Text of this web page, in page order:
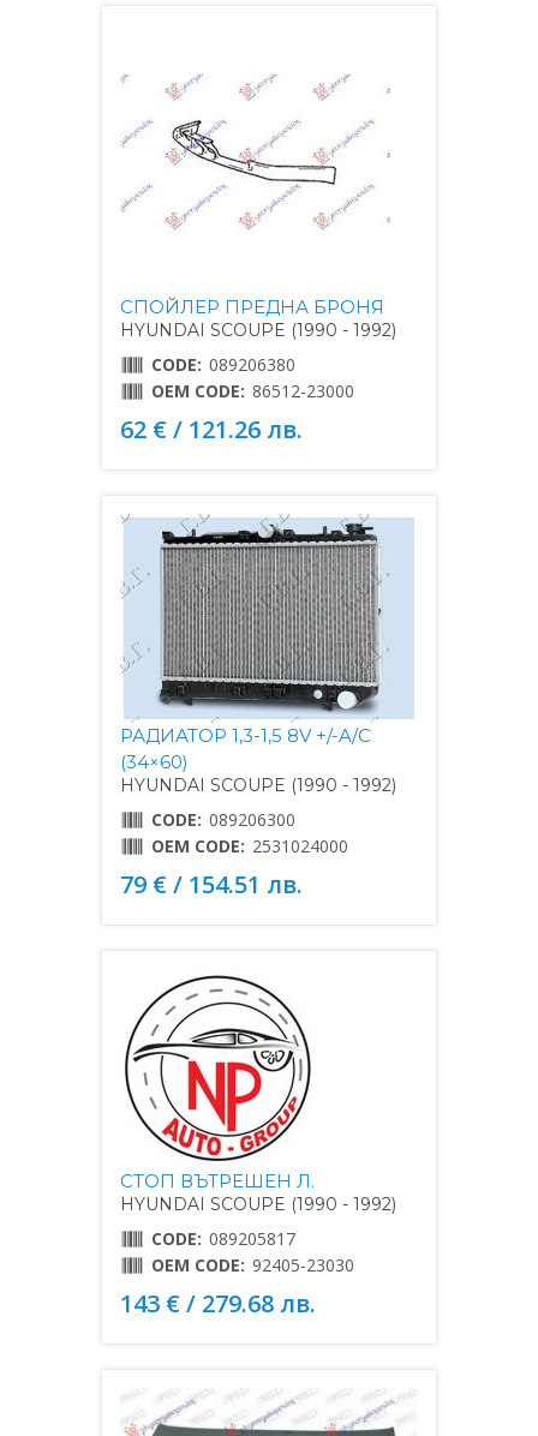
СПОЙЛЕР ПРЕДНА БРОНЯ
HYUNDAI SCOUPE (1990 - 1992)
CODE: 089206380
OEM CODE: 86512-23000
62 € / 121.26 лв.
РАДИАТОР 1,3-1,5 8V +/-A/C
(34×60)
HYUNDAI SCOUPE (1990 - 1992)
CODE: 089206300
OEM CODE: 2531024000
79 € / 154.51 лв.
СТОП ВЪТРЕШЕН Л.
HYUNDAI SCOUPE (1990 - 1992)
CODE: 089205817
OEM CODE: 92405-23030
143 € / 279.68 лв.